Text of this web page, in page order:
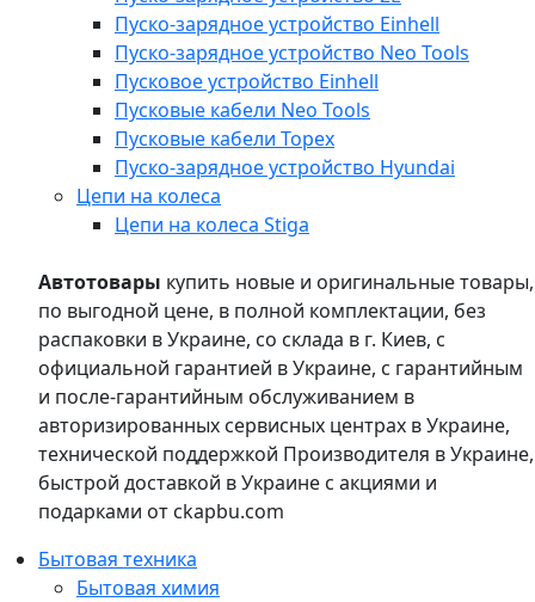
Пуско-зарядное устройство Einhell
Пуско-зарядное устройство Neo Tools
Пусковое устройство Einhell
Пусковые кабели Neo Tools
Пусковые кабели Topex
Пуско-зарядное устройство Hyundai
Цепи на колеса
Цепи на колеса Stiga
Автотовары купить новые и оригинальные товары,
по выгодной цене, в полной комплектации, без
распаковки в Украине, со склада в г. Киев, с
официальной гарантией в Украине, с гарантийным
и после-гарантийным обслуживанием в
авторизированных сервисных центрах в Украине,
технической поддержкой Производителя в Украине,
быстрой доставкой в Украине с акциями и
подарками от ckapbu.com
Бытовая техника
Бытовая химия